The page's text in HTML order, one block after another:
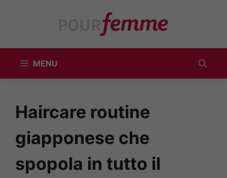
MENU
Haircare routine
giapponese che
spopola in tutto il